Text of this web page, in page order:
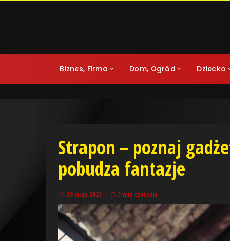
Biznes, Firma Dom, Ogród Dziecko
Strapon – poznaj
pobudza fantazje
29 maja 2023 3 min czytania